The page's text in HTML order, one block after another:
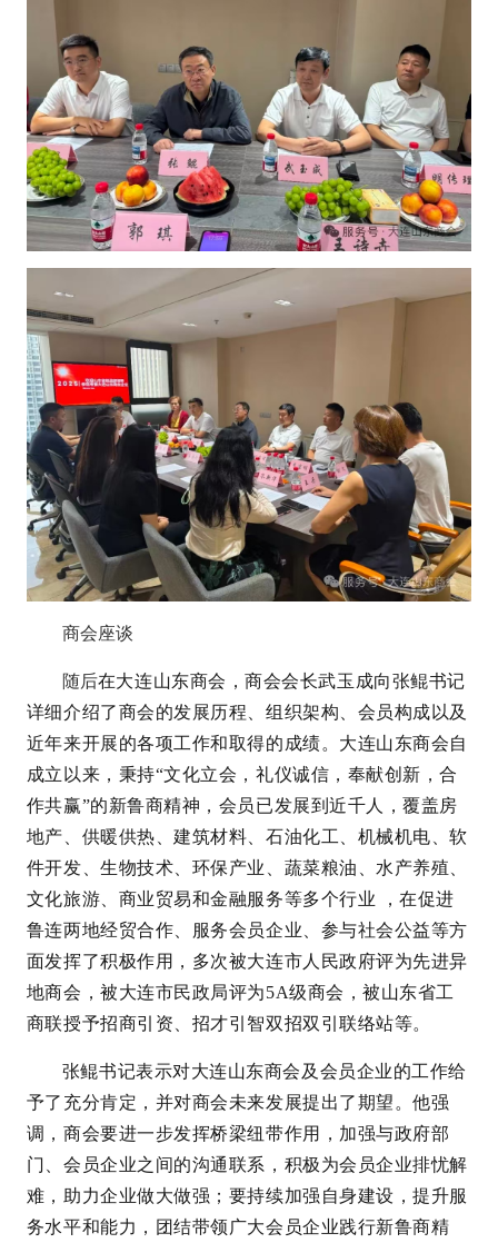
商会座谈
随后在大连山东商会，商会会长武玉成向张鲲书记
详细介绍了商会的发展历程、组织架构、会员构成以及
近年来开展的各项工作和取得的成绩。大连山东商会自
成立以来，秉持“文化立会，礼仪诚信，奉献创新，合
作共赢”的新鲁商精神，会员已发展到近千人，覆盖房
地产、供暖供热、建筑材料、石油化工、机械机电、软
件开发、生物技术、环保产业、蔬菜粮油、水产养殖、
文化旅游、商业贸易和金融服务等多个行业 ，在促进
鲁连两地经贸合作、服务会员企业、参与社会公益等方
面发挥了积极作用，多次被大连市人民政府评为先进异
地商会，被大连市民政局评为5A级商会，被山东省工
商联授予招商引资、招才引智双招双引联络站等。
张鲲书记表示对大连山东商会及会员企业的工作给
予了充分肯定，并对商会未来发展提出了期望。他强
调，商会要进一步发挥桥梁纽带作用，加强与政府部
门、会员企业之间的沟通联系，积极为会员企业排忧解
难，助力企业做大做强；要持续加强自身建设，提升服
务水平和能力，团结带领广大会员企业践行新鲁商精